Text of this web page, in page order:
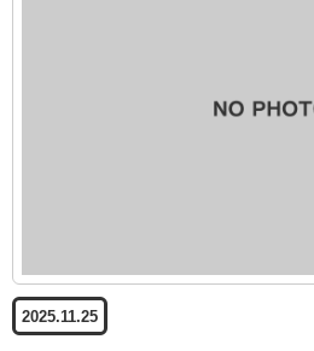
2025.11.25